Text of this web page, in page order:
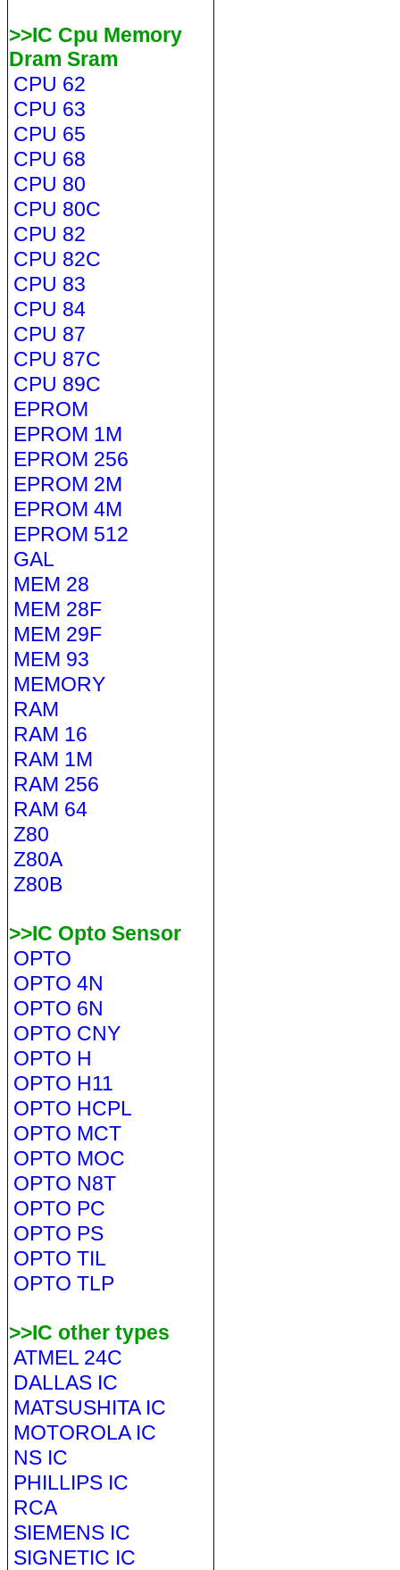
>>IC Cpu Memory
Dram Sram
CPU 62
CPU 63
CPU 65
CPU 68
CPU 80
CPU 80C
CPU 82
CPU 82C
CPU 83
CPU 84
CPU 87
CPU 87C
CPU 89C
EPROM
EPROM 1M
EPROM 256
EPROM 2M
EPROM 4M
EPROM 512
GAL
MEM 28
MEM 28F
MEM 29F
MEM 93
MEMORY
RAM
RAM 16
RAM 1M
RAM 256
RAM 64
Z80
Z80A
Z80B
>>IC Opto Sensor
OPTO
OPTO 4N
OPTO 6N
OPTO CNY
OPTO H
OPTO H11
OPTO HCPL
OPTO MCT
OPTO MOC
OPTO N8T
OPTO PC
OPTO PS
OPTO TIL
OPTO TLP
>>IC other types
ATMEL 24C
DALLAS IC
MATSUSHITA IC
MOTOROLA IC
NS IC
PHILLIPS IC
RCA
SIEMENS IC
SIGNETIC IC